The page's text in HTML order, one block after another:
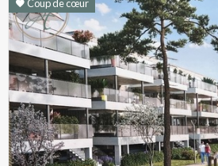
Coup de cœur